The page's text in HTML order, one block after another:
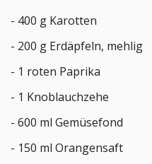
- 400 g Karotten
- 200 g Erdäpfeln, mehlig
- 1 roten Paprika
- 1 Knoblauchzehe
- 600 ml Gemüsefond
- 150 ml Orangensaft